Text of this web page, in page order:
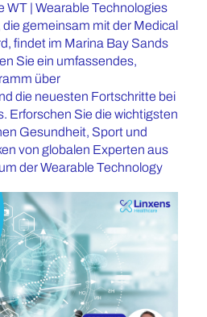
WT | Wearable Technologies
gemeinsam mit der Medical
findet im Marina Bay Sands
Sie ein umfassendes,
über
die neuesten Fortschritte bei
Erforschen Sie die wichtigsten
Gesundheit, Sport und
von globalen Experten aus
der Wearable Technology